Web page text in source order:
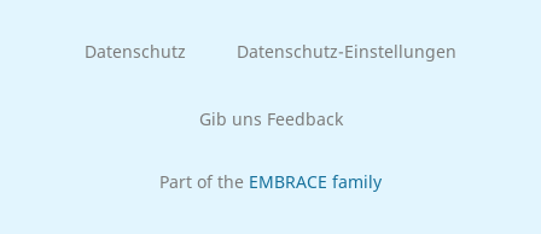
Datenschutz Datenschutz-Einstellungen
Gib uns Feedback
Part of the EMBRACE family